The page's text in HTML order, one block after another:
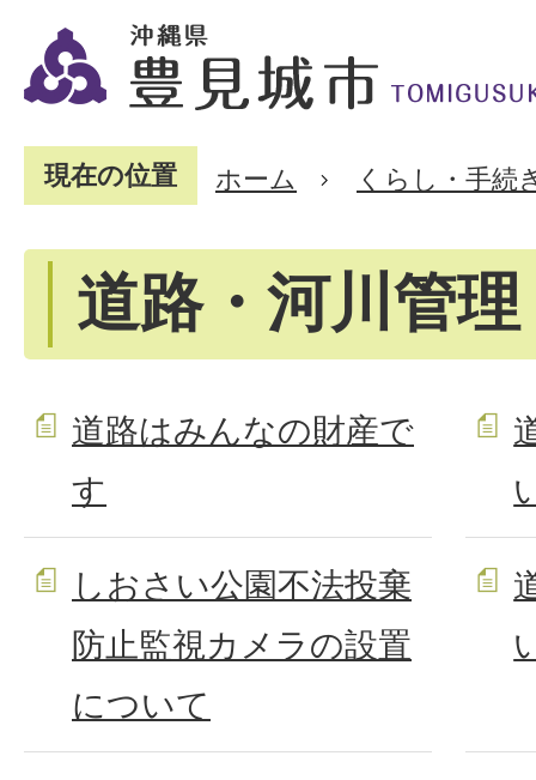
現在の位置 ホーム くらし・手続
道路・河川管理
道路はみんなの財産で
す
しおさい公園不法投棄
防止監視カメラの設置
について